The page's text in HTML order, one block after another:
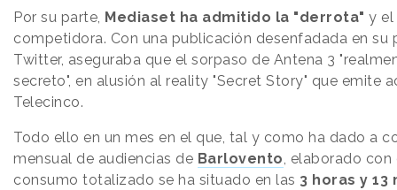
Por su parte, Mediaset ha admitido la "derrota" y el
competidora. Con una publicación desenfadada en su
Twitter, aseguraba que el sorpaso de Antena 3
secreto", en alusión al reality "Secret Story" que emite
Telecinco.
Todo ello en un mes en el que, tal y como ha dado a
mensual de audiencias de Barlovento, elaborado
consumo totalizado se ha situado en las 3 horas y